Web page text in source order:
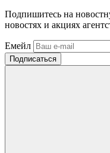
Подпишитесь на
новостях и акциях
Емейл